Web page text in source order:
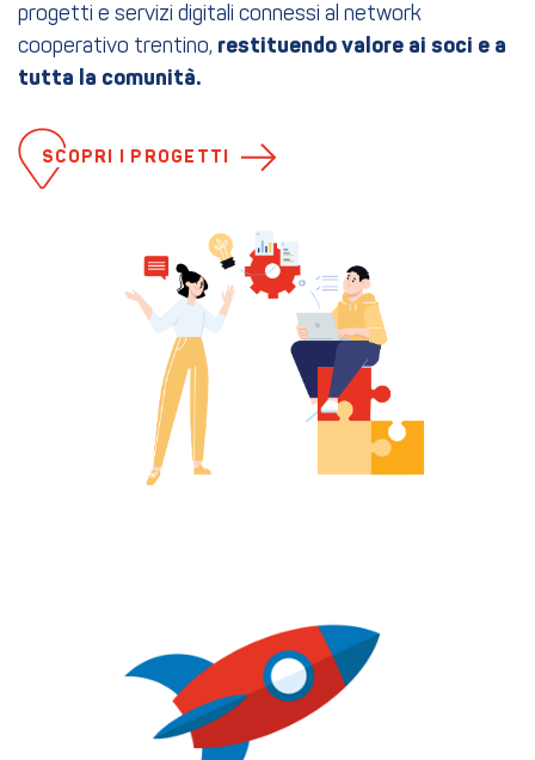
progetti e servizi digitali connessi al network
cooperativo trentino, restituendo valore ai soci e a
tutta la comunità.
SCOPRI I PROGETTI